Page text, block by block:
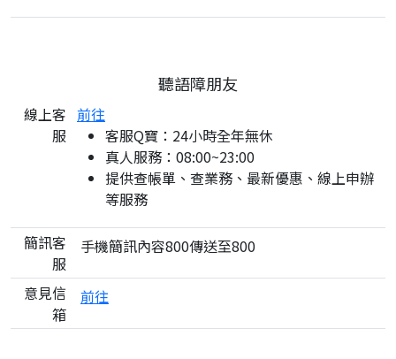
聽語障朋友
線上客
服
前往
客服Q寶：24小時全年無休
真人服務：08:00~23:00
提供查帳單、查業務、最新優惠、線上申辦
等服務
簡訊客
服
手機簡訊內容800傳送至800
意見信
箱
前往